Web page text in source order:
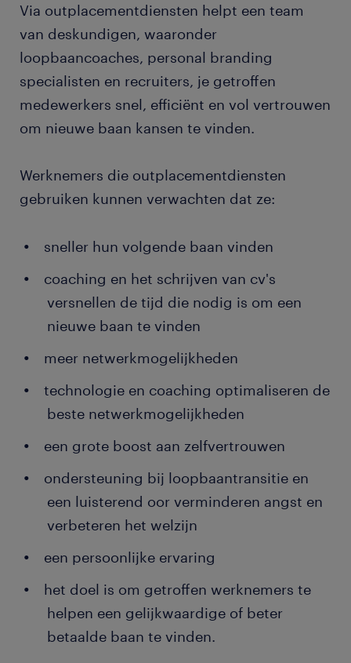
Via outplacementdiensten helpt een team
van deskundigen, waaronder
loopbaancoaches, personal branding
specialisten en recruiters, je getroffen
medewerkers snel, efficiënt en vol vertrouwen
om nieuwe baan kansen te vinden.
Werknemers die outplacementdiensten
gebruiken kunnen verwachten dat ze:
sneller hun volgende baan vinden
coaching en het schrijven van cv's
versnellen de tijd die nodig is om een
nieuwe baan te vinden
meer netwerkmogelijkheden
technologie en coaching optimaliseren de
beste netwerkmogelijkheden
een grote boost aan zelfvertrouwen
ondersteuning bij loopbaantransitie en
een luisterend oor verminderen angst en
verbeteren het welzijn
een persoonlijke ervaring
het doel is om getroffen werknemers te
helpen een gelijkwaardige of beter
betaalde baan te vinden.